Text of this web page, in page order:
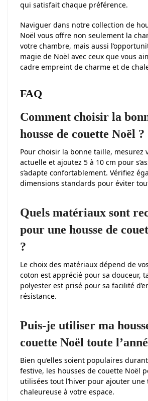
qui satisfait chaque préférence.
Naviguer dans notre collection de
Noël vous offre non seulement la
votre chambre, mais aussi
magie de Noël avec ceux que vous
cadre empreint de charme et de
FAQ
Comment choisir la
housse de couette Noël ?
Pour choisir la bonne taille, mesurez
actuelle et ajoutez 5 à 10 cm pour
s’adapte confortablement. Vérifiez
dimensions standards pour éviter
Quels matériaux sont
pour une housse de
?
Le choix des matériaux dépend de
coton est apprécié pour sa douceur,
polyester est prisé pour sa facilité
résistance.
Puis-je utiliser ma
couette Noël toute
Bien qu’elles soient populaires
festive, les housses de couette Noël
utilisées tout l’hiver pour ajouter une
chaleureuse à votre espace.